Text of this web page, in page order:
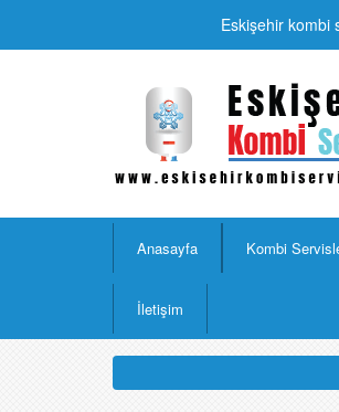
Eskişehir kombi
Anasayfa Kombi
İletişim